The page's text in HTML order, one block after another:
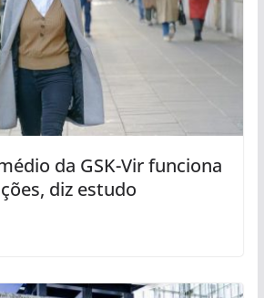
da GSK-Vir funciona
diz estudo